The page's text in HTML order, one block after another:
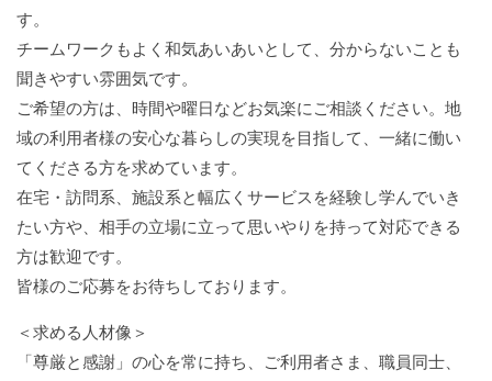
す。
チームワークもよく和気あいあいとして、分からないことも
聞きやすい雰囲気です。
ご希望の方は、時間や曜日などお気楽にご相談ください。地
域の利用者様の安心な暮らしの実現を目指して、一緒に働い
てくださる方を求めています。
在宅・訪問系、施設系と幅広くサービスを経験し学んでいき
たい方や、相手の立場に立って思いやりを持って対応できる
方は歓迎です。
皆様のご応募をお待ちしております。
＜求める人材像＞
「尊厳と感謝」の心を常に持ち、ご利用者さま、職員同士、